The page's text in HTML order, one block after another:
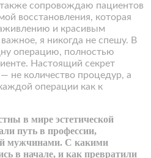
сопровождаю пациентов
восстановления, которая
и красивым
я никогда не спешу. В
операцию, полностью
Настоящий секрет
не количество процедур, а
операции как к
в мире эстетической
путь в профессии,
мужчинами. С какими
в начале, и как превратили